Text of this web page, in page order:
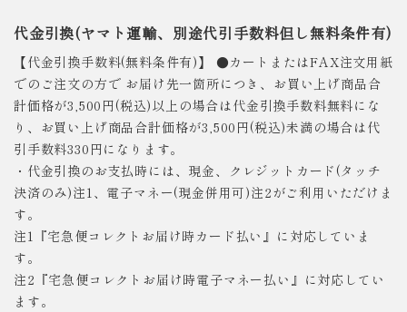
代金引換(ヤマト運輸、別途代引手数料但し無料条件有)
【代金引換手数料(無料条件有)】 ●カートまたはFAX注文用紙
でのご注文の方で お届け先一箇所につき、お買い上げ商品合
計価格が3,500円(税込)以上の場合は代金引換手数料無料にな
り、お買い上げ商品合計価格が3,500円(税込)未満の場合は代
引手数料330円になります。
・代金引換のお支払時には、現金、クレジットカード(タッチ
決済のみ)注1、電子マネー(現金併用可)注2がご利用いただけま
す。
注1『宅急便コレクトお届け時カード払い』に対応していま
す。
注2『宅急便コレクトお届け時電子マネー払い』に対応してい
ます。